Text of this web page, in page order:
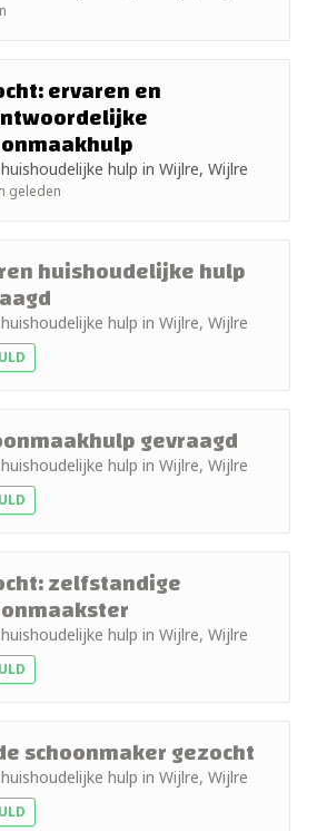
+ 25km
+ 50km
ervaren en
hulp in Wijlre, Wijlre
geleden
huishoudelijke hulp
hulp in Wijlre, Wijlre
gevraagd
hulp in Wijlre, Wijlre
zelfstandige
hulp in Wijlre, Wijlre
schoonmaker gezocht
hulp in Wijlre, Wijlre